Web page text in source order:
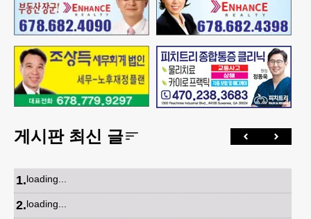
게시판 최신 글
1.loading...
2.loading...